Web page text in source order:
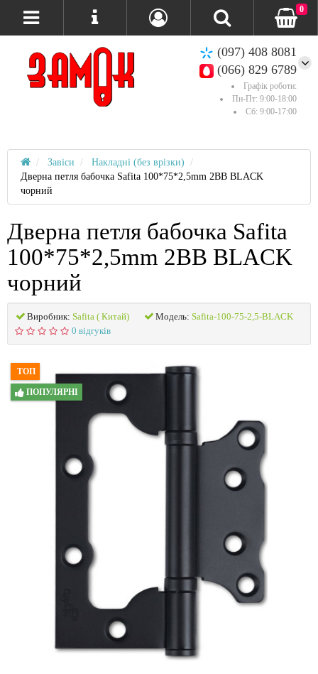
(097) 408 8081
(066) 829 6789
Графік роботи:
Пн-Пт: 9:00-18:00
Сб: 9:00-17:00
0
Завіси
Накладні (без врізки)
Дверна петля бабочка Safita 100*75*2,5mm 2BB BLACK
чорний
Дверна петля бабочка Safita
100*75*2,5mm 2BB BLACK
чорний
Виробник: Safita ( Китай) Модель: Safita-100-75-2,5-BLACK
0 відгуків
ТОП
ПОПУЛЯРНІ